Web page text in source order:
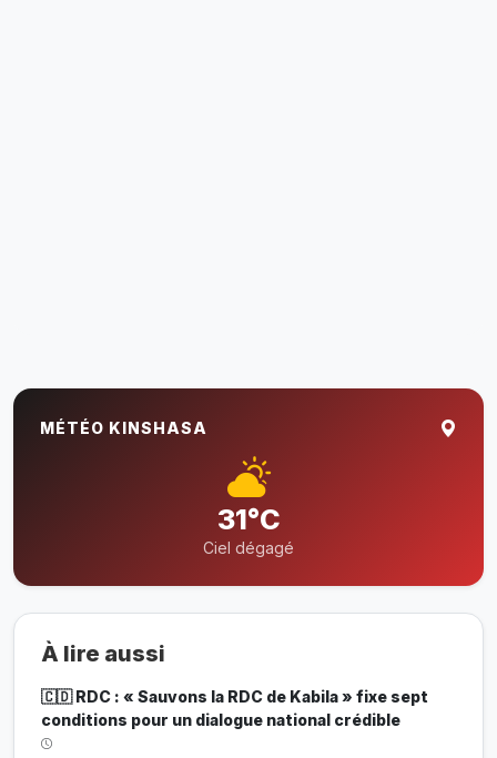
MÉTÉO KINSHASA
31°C
Ciel dégagé
À lire aussi
🇨🇩 RDC : « Sauvons la RDC de Kabila » fixe sept
conditions pour un dialogue national crédible